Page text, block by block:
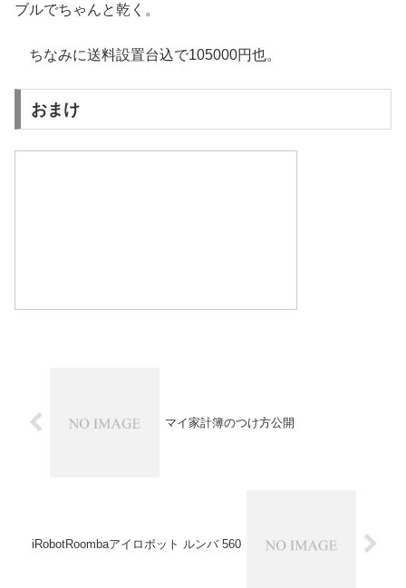
ブルでちゃんと乾く。
ちなみに送料設置台込で105000円也。
おまけ
マイ家計簿のつけ方公開
iRobotRoombaアイロボット ルンバ 560